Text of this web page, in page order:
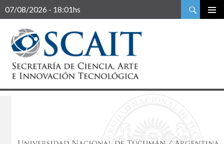
07/08/2026 - 18:01hs
Buscar